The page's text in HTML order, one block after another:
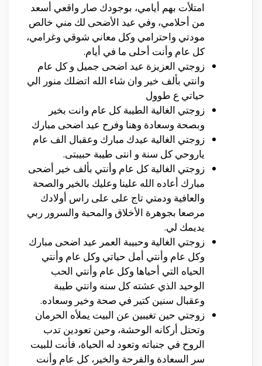
امتلأت بهم أيامي، بوجودك صار واقعي أسعد
من أحلامي، وفي عيد الأضحى لك مني خالص
مودتي واحترامي وكل معاني شوقي وغرامي،
كل عام وأنت أحلى ما في أيام.
زوجتي العزيزة عيد اضحى جميل و كل عام
وانتي بألف خير وان شاء الله اتضلك منور الي
حياتي ع طوول
زوجتي الغالية الطيبة كل عام وانت بخير
وبصحة وسعادة وهنا وفرح عيد اضحى مبارك
زوجتي الغالية عيدك مبارك وعقبال الف عام
ياروحي كل سنة و انتى طيبة حبيبتى.
زوجتي الغالية كل عام وأنتي بألف خير أضحى
مبارك أعاده الله علينا وعليك بالخير والصحة
والعافية ودمتي تاج على على راس أولادك
مرصعا بجوهرة الأخلاق والمحبة والسرور ربي
يديمك لي.
زوجتي الغالية وحبيبة العمر عيد اضحى مبارك
وكل عام وأنتي أمل حياتي وكل عام وأنتي
الحياه التي أحياها وكل عام وأنتي الحب
الوحيد الذي عشته كل سنه وانتي طيبة
وعقبال سنين كتير في صحة وخير وسعاده.
زوجتي حين تغيبين عن البيت يملأه الحرمان
وتحتل أركانه الوحشة، وحين تعودين تدب
الروح في جنباته وتعود له الحياة، فأنت للبيت
سر السعادة والفرحة والخير، كل عام وأنت